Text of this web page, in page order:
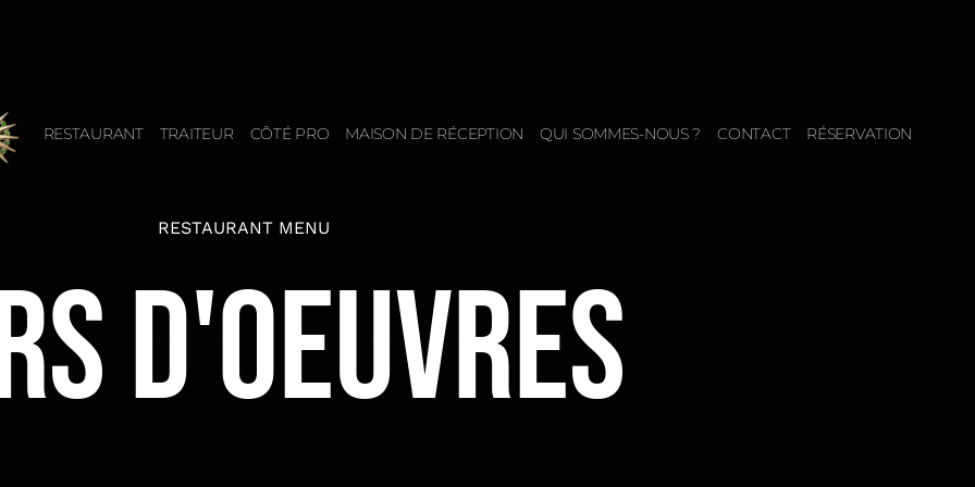
RESTAURANT TRAITEUR CÔTÉ PRO MAISON DE RÉCEPTION QUI SOMMES-NOUS ? CONTACT RÉSERVATION
RESTAURANT MENU
D'OEUVRES